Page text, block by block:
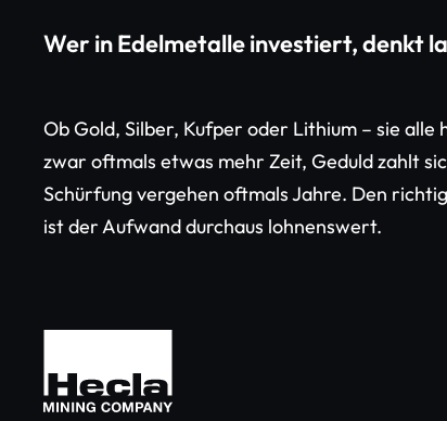
Wer in Edelmetalle investiert, denkt
Ob Gold, Silber, Kufper oder Lithium – sie
zwar oftmals etwas mehr Zeit, Geduld zahlt
Schürfung vergehen oftmals Jahre. Den
ist der Aufwand durchaus lohnenswert.